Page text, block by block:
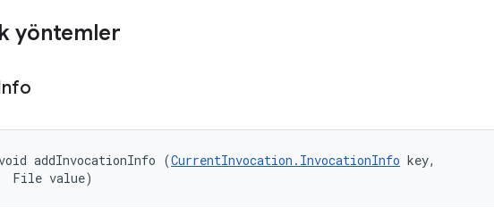
yöntemler
addInvocationInfo (CurrentInvocation.InvocationInfo key,
File value)